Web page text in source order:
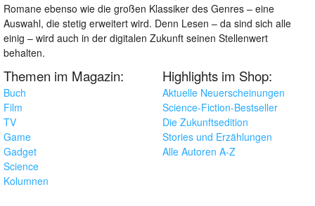
Romane ebenso wie die großen Klassiker des Genres – eine
Auswahl, die stetig erweitert wird. Denn Lesen – da sind sich alle
einig – wird auch in der digitalen Zukunft seinen Stellenwert
behalten.
Themen im Magazin:
Buch
Film
TV
Game
Gadget
Science
Kolumnen
Highlights im Shop:
Aktuelle Neuerscheinungen
Science-Fiction-Bestseller
Die Zukunftsedition
Stories und Erzählungen
Alle Autoren A-Z